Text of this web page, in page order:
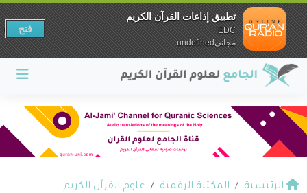
الرئيسية المكتبة الرقمية
علوم القرآن الكريم
تطبيق إذاعات القرآن الكريم
EDC
مجانيundefined
فتح